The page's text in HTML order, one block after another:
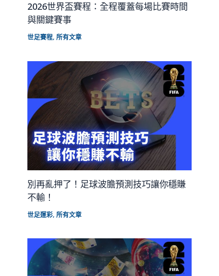
2026世界盃賽程：全程覆蓋每場比賽時間
與關鍵賽事
世足賽程,所有文章
別再亂押了！足球波膽預測技巧讓你穩賺
不輸！
世足運彩,所有文章